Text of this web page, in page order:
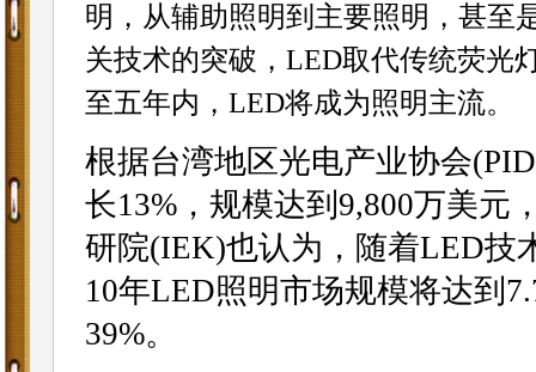
明，从辅助照明到主要照明，甚至
关技术的突破，LED取代传统荧光
至五年内，LED将成为照明主流。
根据台湾地区光电产业协会
长13%，规模达到9,800万美元
研院(IEK)也认为，随着LED技
10年LED照明市场规模将达到
39%。